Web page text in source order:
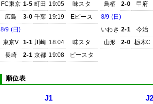
FC東京 1-5 町田 19:05
味スタ
広島
3-0 千葉 19:19
Eピース
8/9 (日)
東京V
1-1 川崎 18:04
味スタ
長崎
2-1 京都 19:08 ピースタ
鳥栖
2-0
甲府
8/9 (日)
いわき 2-1
今治
山形
2-0 栃木C
順位表
J1